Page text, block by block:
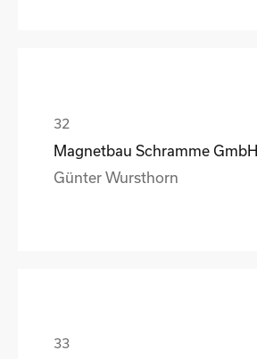
Magnetbau Schramme
Günter Wursthorn